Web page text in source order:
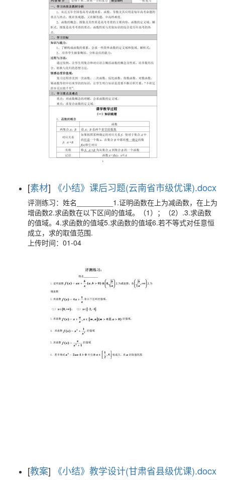
[素材] 《小结》课后习题(云南省市级优课).docx
评测练习：姓名_________1.证明函数在上为减函数，在上为
增函数2.求函数在以下区间的值域。（1）；（2）.3.求函数
的值域。4.求函数的值域5.求函数的值域6.若不等式对任意恒
成立，求的取值范围.
上传时间：01-04
[教案] 《小结》教学设计(甘肃省县级优课).docx